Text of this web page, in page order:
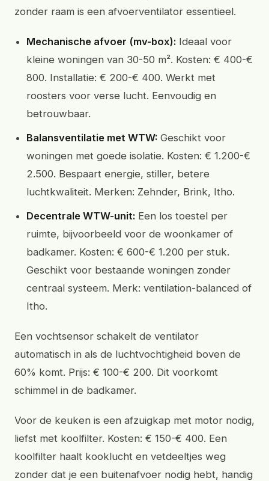
zonder raam is een afvoerventilator essentieel.
Mechanische afvoer (mv-box): Ideaal voor
kleine woningen van 30-50 m². Kosten: € 400-€
800. Installatie: € 200-€ 400. Werkt met
roosters voor verse lucht. Eenvoudig en
betrouwbaar.
Balansventilatie met WTW: Geschikt voor
woningen met goede isolatie. Kosten: € 1.200-€
2.500. Bespaart energie, stiller, betere
luchtkwaliteit. Merken: Zehnder, Brink, Itho.
Decentrale WTW-unit: Een los toestel per
ruimte, bijvoorbeeld voor de woonkamer of
badkamer. Kosten: € 600-€ 1.200 per stuk.
Geschikt voor bestaande woningen zonder
centraal systeem. Merk: ventilation-balanced of
Itho.
Een vochtsensor schakelt de ventilator
automatisch in als de luchtvochtigheid boven de
60% komt. Prijs: € 100-€ 200. Dit voorkomt
schimmel in de badkamer.
Voor de keuken is een afzuigkap met motor nodig,
liefst met koolfilter. Kosten: € 150-€ 400. Een
koolfilter haalt kooklucht en vetdeeltjes weg
zonder dat je een buitenafvoer nodig hebt, handig